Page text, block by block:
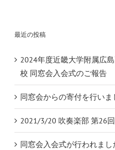
最近の投稿
2024年度近畿大学附属広
校 同窓会入会式のご報告
同窓会からの寄付を行いま
2021/3/20 吹奏楽部 第26
同窓会入会式が行われまし